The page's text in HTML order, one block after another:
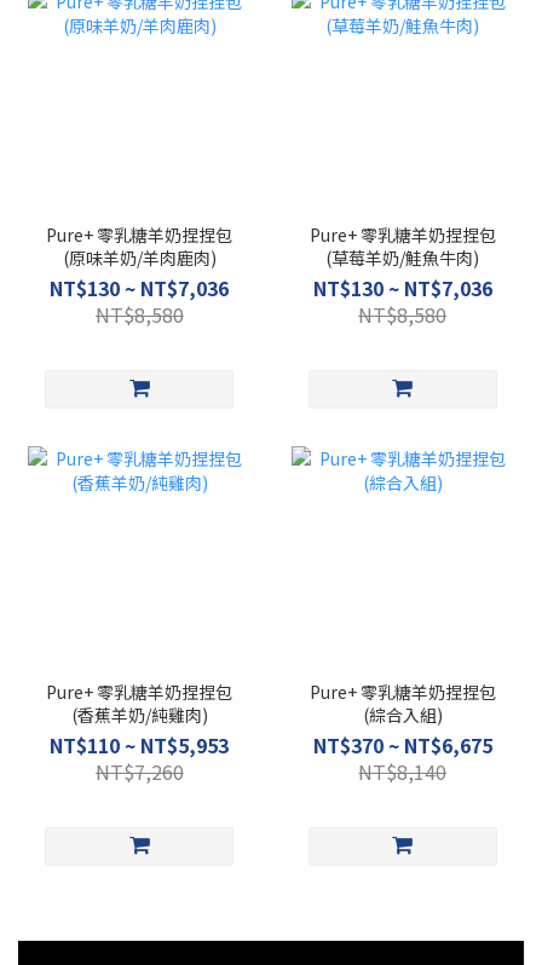
Pure+ 零乳糖羊奶捏捏包
(原味羊奶/羊肉鹿肉)
NT$130 ~ NT$7,036
NT$8,580
Pure+ 零乳糖羊奶捏捏包
(草莓羊奶/鮭魚牛肉)
NT$130 ~ NT$7,036
NT$8,580
Pure+ 零乳糖羊奶捏捏包
(香蕉羊奶/純雞肉)
NT$110 ~ NT$5,953
NT$7,260
Pure+ 零乳糖羊奶捏捏包
(綜合入組)
NT$370 ~ NT$6,675
NT$8,140